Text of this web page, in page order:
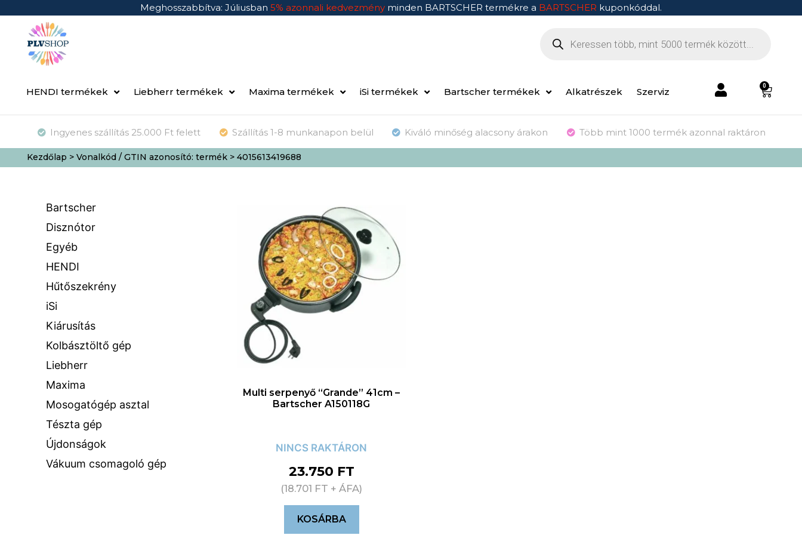
Meghosszabbítva: Júliusban 5% azonnali kedvezmény minden BARTSCHER termékre a BARTSCHER kuponkóddal.
HENDI termékek Liebherr termékek Maxima termékek iSi termékek Bartscher termékek Alkatrészek Szerviz
0
Ingyenes szállítás 25.000 Ft felett Szállítás 1-8 munkanapon belül Kiváló minőség alacsony árakon Több mint 1000 termék azonnal raktáron
Kezdőlap > Vonalkód / GTIN azonosító: termék > 4015613419688
Bartscher
Disznótor
Egyéb
HENDI
Hűtőszekrény
iSi
Kiárusítás
Kolbásztöltő gép
Liebherr
Maxima
Mosogatógép asztal
Tészta gép
Újdonságok
Vákuum csomagoló gép
Multi serpenyő “Grande” 41cm –
Bartscher A150118G
NINCS RAKTÁRON
23.750 FT
(18.701 FT + ÁFA)
KOSÁRBA